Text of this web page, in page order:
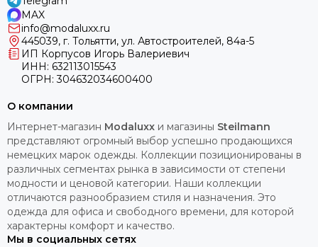
MAX
info@modaluxx.ru
445039, г. Тольятти, ул. Автостроителей, 84а-5
ИП Корпусов Игорь Валериевич
ИНН: 632113015543
ОГРН: 304632034600400
О компании
Интернет-магазин Modaluxx и магазины Steilmann
представляют огромный выбор успешно продающихся
немецких марок одежды. Коллекции позиционированы в
различных сегментах рынка в зависимости от степени
модности и ценовой категории. Наши коллекции
отличаются разнообразием стиля и назначения. Это
одежда для офиса и свободного времени, для которой
характерны комфорт и качество.
Мы в социальных сетях